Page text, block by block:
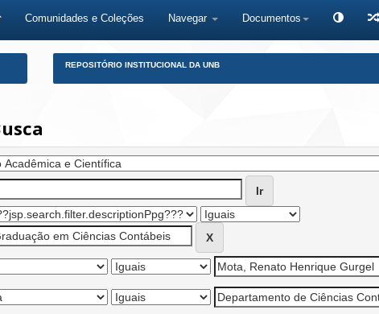
Comunidades e Coleções Navegar Documentos
REPOSITÓRIO INSTITUCIONAL DA UNB